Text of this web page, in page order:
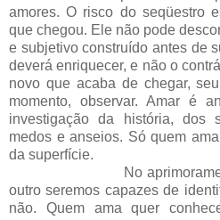
amores. O risco do seqüestro
que chegou. Ele não pode
e subjetivo construído antes de
deverá enriquecer, e não o
novo que acaba de chegar,
momento, observar. Amar é
investigação da história, dos
medos e anseios. Só quem
da superfície.
No aprimoramento da
outro seremos capazes de
não. Quem ama quer